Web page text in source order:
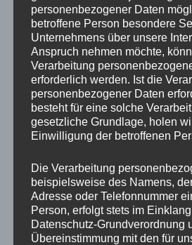
Nachruf | Harald Seeberger †
schwerer Krankheit. Harald
Familienunternehmer mit Leib und
er seinen Cousin Jörg Kraus als
geschäftsführenden
personenbezogener Daten
betroffene Person besondere
Unternehmens über unsere
Anspruch nehmen möchte,
Verarbeitung
erforderlich werden. Ist die
personenbezogener Daten
besteht für eine solche
gesetzliche Grundlage, holen
Einwilligung der betroffenen
Die Verarbeitung
beispielsweise des Namens,
Adresse oder Telefonnummer
Person, erfolgt stets im
Datenschutz-Grundverordnung
Übereinstimmung mit den für